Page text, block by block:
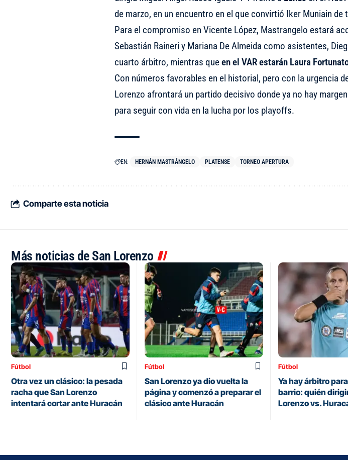
de marzo, en un encuentro en el que convirtió Iker Muniain de
Para el compromiso en Vicente López, Mastrangelo estará
Sebastián Raineri y Mariana De Almeida como asistentes,
cuarto árbitro, mientras queen el VAR estarán Laura
Con números favorables en el historial, pero con la urgencia
Lorenzo afrontará un partido decisivo donde ya no hay
para seguir con vida en la lucha por los playoffs.
EN: HERNÁN MASTRÁNGELO PLATENSE TORNEO APERTURA
Comparte esta noticia
Más noticias de San Lorenzo
Fútbol
Otra vez un clásico: la pesada
racha que San Lorenzo
intentará cortar ante Huracán
Fútbol
San Lorenzo ya dio vuelta la
página y comenzó a preparar el
clásico ante Huracán
Fútbol
Ya hay árbitro
barrio: quién
Lorenzo vs.